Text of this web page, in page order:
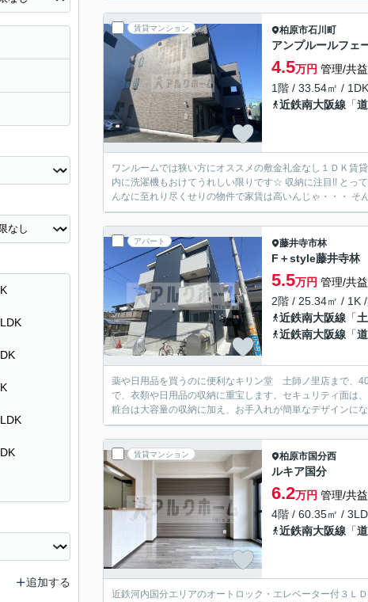
賃貸マンション 柏原市石川町
アンプルールフェ
4.5万円 管理/共
1階 / 33.54㎡ /
近鉄南大阪線 「
ワンルームでは狭い方にオススメの敷金礼金なし１ＤＫ賃
内に洗濯機もおけてうれしい限りです☆ 収納に注目!! とっ
んなに至れり尽くせりの物件で家賃は高いんじゃ・・・
アパート 藤井寺市林
F＋style藤井寺林
5.5万円 管理/共
2階 / 25.34㎡ / 1K
近鉄南大阪線 「
近鉄南大阪線 「
薬や日用品を買うのに便利なキリン堂 土師ノ里店まで、
で、衣類や日用品の収納に重宝します。セキュリティ面は
粧台は大容量の収納に加え、お手入れが簡単なデザインに
賃貸マンション 柏原市国分西
ルキア国分
6.2万円 管理/共
4階 / 60.35㎡ /
近鉄南大阪線 「
近鉄河内国分エリアのオートロック・エレベーター付３Ｌ
追加する